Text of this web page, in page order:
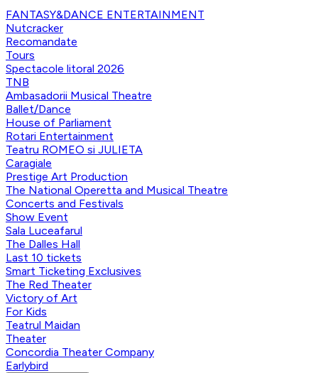
FANTASY&DANCE ENTERTAINMENT
Nutcracker
Recomandate
Tours
Spectacole litoral 2026
TNB
Ambasadorii Musical Theatre
Ballet/Dance
House of Parliament
Rotari Entertainment
Teatru ROMEO si JULIETA
Caragiale
Prestige Art Production
The National Operetta and Musical Theatre
Concerts and Festivals
Show Event
Sala Luceafarul
The Dalles Hall
Last 10 tickets
Smart Ticketing Exclusives
The Red Theater
Victory of Art
For Kids
Teatrul Maidan
Theater
Concordia Theater Company
Earlybird